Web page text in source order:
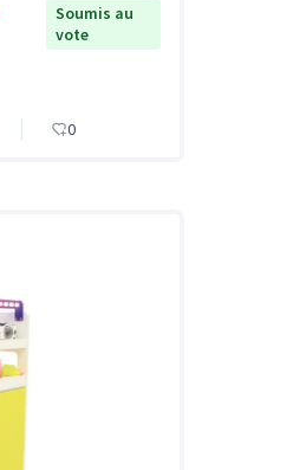
Soumis au
vote
0